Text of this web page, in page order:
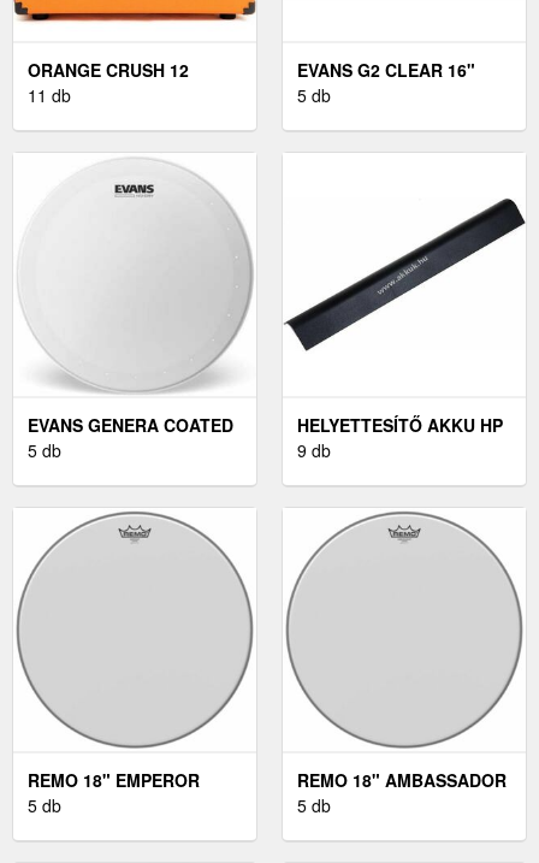
ORANGE CRUSH 12
TRANZISZTOROS
11 db
EVANS G2 CLEAR 16"
DOBBŐR
5 db
EVANS GENERA COATED
14" DOBBŐR
5 db
HELYETTESÍTŐ AKKU HP
PROBOOK 450 G2
9 db
REMO 18" EMPEROR
COATED
5 db
REMO 18" AMBASSADOR
COATED
5 db